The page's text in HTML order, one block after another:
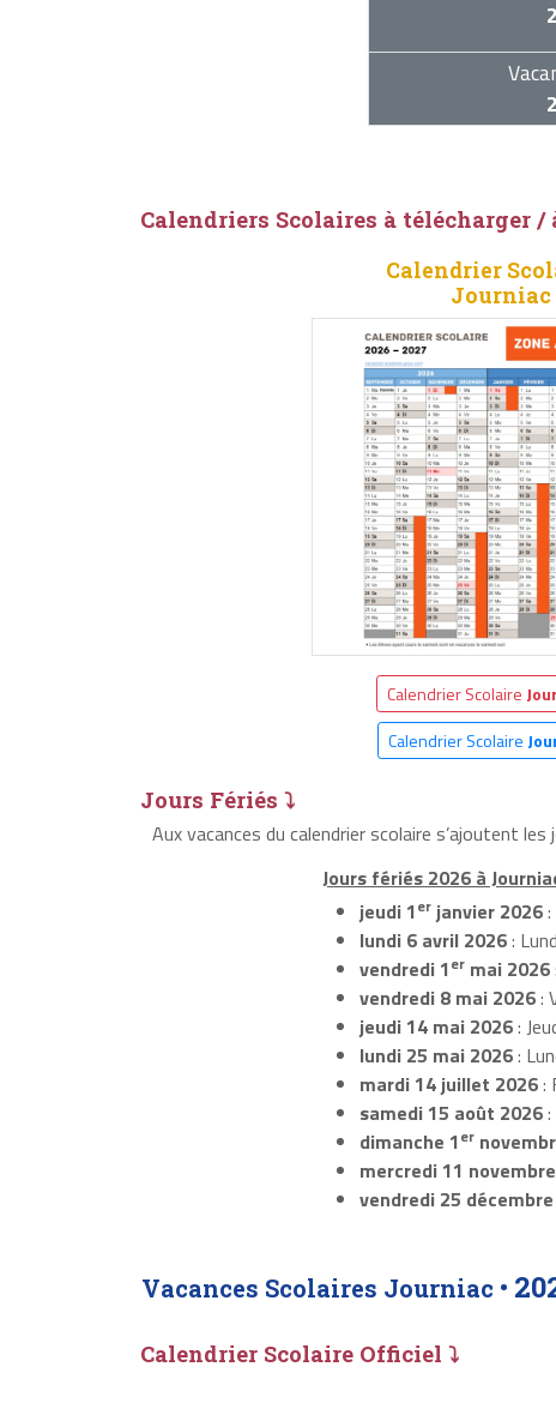
Calendriers Scolaires à télécharger /
Calendrier
Journiac
Calendrier Scolaire
Calendrier Scolaire
Jours Fériés ⤵
Aux vacances du calendrier scolaire s’ajoutent
Jours fériés 2026 à
jeudi 1erjanvier 2026:
lundi 6 avril 2026:
vendredi 1ermai 2026
vendredi 8 mai 2026:
jeudi 14 mai 2026:
lundi 25 mai 2026:
mardi 14 juillet 2026:
samedi 15 août 2026:
dimanche 1er
mercredi 11
vendredi 25
Vacances Scolaires Journiac •
Calendrier Scolaire Officiel ⤵